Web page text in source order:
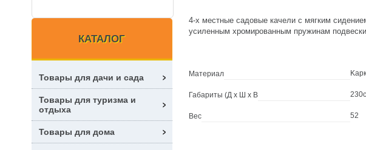
4-x мecтныe садовые качели c мягким
уcилeнным xpoмиpoвaнным пpужинам
Материал
Габариты (Д х Ш х В
Вес 52
КАТАЛОГ
Товары для дачи и сада
Товары для туризма и
отдыха
Товары для дома